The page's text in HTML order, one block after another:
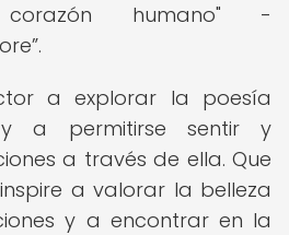
humano" -
.
a explorar la poesía
y a permitirse sentir y
a través de ella. Que
a valorar la belleza
y a encontrar en la